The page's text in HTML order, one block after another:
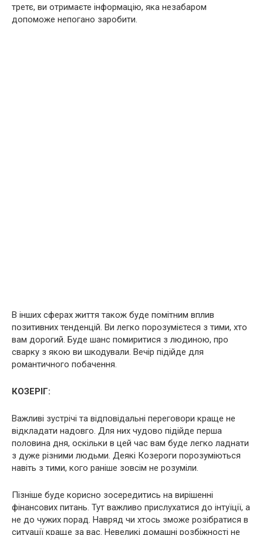
третє, ви отримаєте інформацію, яка незабаром
допоможе непогано заробити.
В інших сферах життя також буде помітним вплив
позитивних тенденцій. Ви легко порозумієтеся з тими, хто
вам дорогий. Буде шанс помиритися з людиною, про
сварку з якою ви шкодували. Вечір підійде для
романтичного побачення.
КОЗЕРІГ:
Важливі зустрічі та відповідальні переговори краще не
відкладати надовго. Для них чудово підійде перша
половина дня, оскільки в цей час вам буде легко ладнати
з дуже різними людьми. Деякі Козероги порозуміються
навіть з тими, кого раніше зовсім не розуміли.
Пізніше буде корисно зосередитись на вирішенні
фінансових питань. Тут важливо прислухатися до інтуїції, а
не до чужих порад. Навряд чи хтось зможе розібратися в
ситуації краще за вас. Невеликі домашні розбіжності не